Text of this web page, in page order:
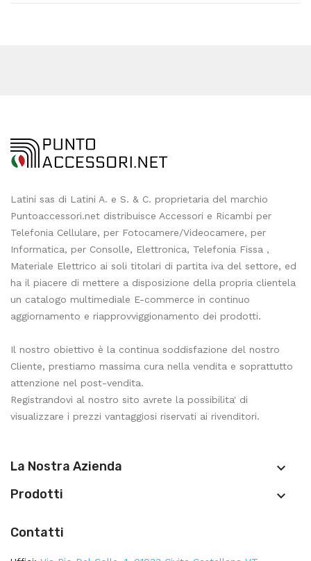
Latini sas di Latini A. e S. & C. proprietaria del marchio
Puntoaccessori.net distribuisce Accessori e Ricambi per
Telefonia Cellulare, per Fotocamere/Videocamere, per
Informatica, per Consolle, Elettronica, Telefonia Fissa ,
Materiale Elettrico ai soli titolari di partita iva del settore, ed
ha il piacere di mettere a disposizione della propria clientela
un catalogo multimediale E-commerce in continuo
aggiornamento e riapprovviggionamento dei prodotti.
Il nostro obiettivo è la continua soddisfazione del nostro
Cliente, prestiamo massima cura nella vendita e soprattutto
attenzione nel post-vendita.
Registrandovi al nostro sito avrete la possibilita' di
visualizzare i prezzi vantaggiosi riservati ai rivenditori.
La Nostra Azienda 
Prodotti 
Contatti